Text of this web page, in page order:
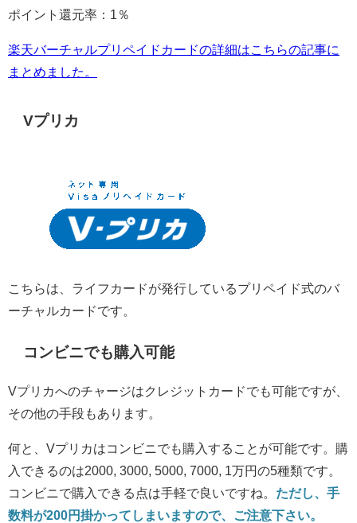
ポイント還元率：1％
楽天バーチャルプリペイドカードの詳細はこちらの記事に
まとめました。
Vプリカ
こちらは、ライフカードが発行しているプリペイド式のバ
ーチャルカードです。
コンビニでも購入可能
Vプリカへのチャージはクレジットカードでも可能ですが、
その他の手段もあります。
何と、Vプリカはコンビニでも購入することが可能です。購
入できるのは2000, 3000, 5000, 7000, 1万円の5種類です。
コンビニで購入できる点は手軽で良いですね。 ただし、手
数料が200円掛かってしまいますので、ご注意下さい。